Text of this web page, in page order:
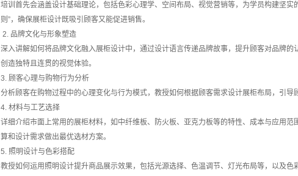
培训首先会涵盖设计基础理论，包括色彩心理学、空间布局、视觉营销等，为学员构建坚实
则”，确保展柜设计既吸引顾客又能促进销售。
2. 品牌文化与形象塑造
深入讲解如何将品牌文化融入展柜设计中，通过设计语言传递品牌故事，提升顾客对品牌
创造独特且连贯的视觉体验。
3. 顾客心理与购物行为分析
分析顾客在购物过程中的心理变化与行为模式，教授如何根据顾客需求设计展柜布局，引
4. 材料与工艺选择
详细介绍市面上常用的展柜材料，如中纤维板、防火板、亚克力板等的特性、成本与应用
算和设计需求做出最优选材方案。
5. 照明设计与色彩搭配
教授如何运用照明设计提升商品展示效果，包括光源选择、色温调节、灯光布局等，以及